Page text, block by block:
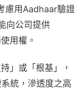
慮用Aadhaar驗證
向公司提供
用權。
」或「根基」，
統，滲透度之高